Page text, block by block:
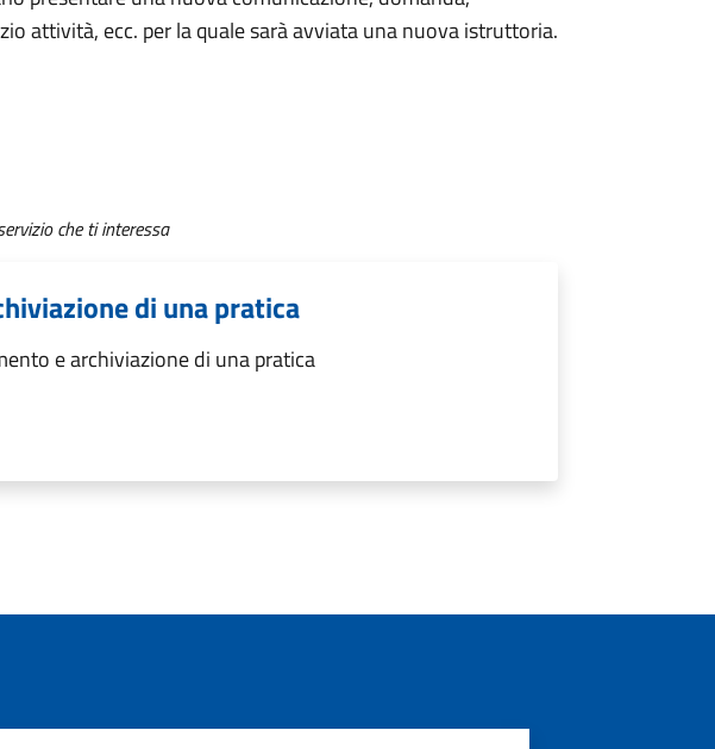
attività, ecc. per la quale sarà avviata una nuova istruttoria.
che ti interessa
di una pratica
e archiviazione di una pratica